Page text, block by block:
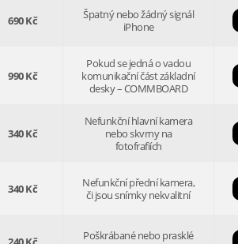
690 Kč
Špatný nebo žádný signál
iPhone
990 Kč
Pokud se jedná o vadou
komunikační část základní
desky – COMMBOARD
340 Kč
Nefunkční hlavní kamera
nebo skvrny na
fotofrafiích
340 Kč
Nefunkční přední kamera,
či jsou snímky nekvalitní
Poškrábané nebo prasklé